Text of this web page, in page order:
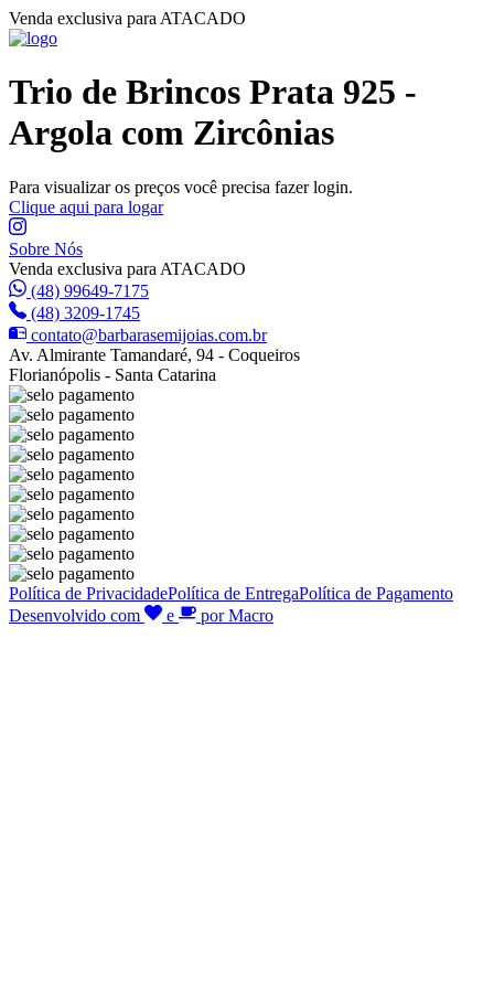
Venda exclusiva para ATACADO
Trio de Brincos Prata 925 -
Argola com Zircônias
Para visualizar os preços você precisa fazer login.
Clique aqui para logar
Sobre Nós
Venda exclusiva para ATACADO
(48) 99649-7175
(48) 3209-1745
contato@barbarasemijoias.com.br
Av. Almirante Tamandaré, 94 - Coqueiros
Florianópolis - Santa Catarina
Política de PrivacidadePolítica de EntregaPolítica de Pagamento
Desenvolvido com
e por Macro